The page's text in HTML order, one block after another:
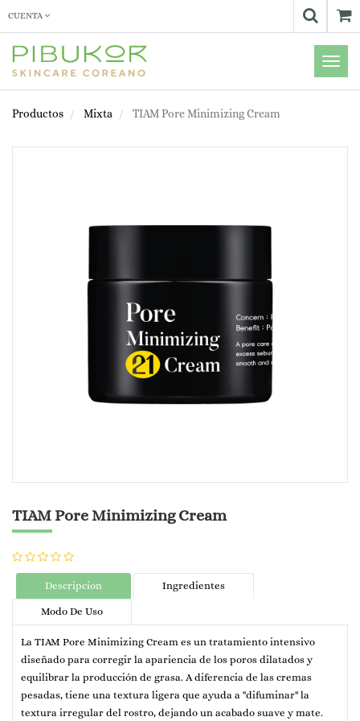
CUENTA
Menú
de
Productos
Mixta TIAM Pore Minimizing Cream
TIAM Pore Minimizing Cream
Descripcion Ingredientes
Modo De Uso
La TIAM Pore Minimizing Cream es un tratamiento intensivo
diseñado para corregir la apariencia de los poros dilatados y
equilibrar la producción de grasa. A diferencia de las cremas
pesadas, tiene una textura ligera que ayuda a "difuminar" la
textura irregular del rostro, dejando un acabado suave y mate.